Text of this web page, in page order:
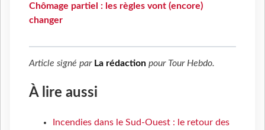
Chômage partiel : les règles vont (encore)
changer
Article signé par La rédaction pour Tour Hebdo.
À lire aussi
Incendies dans le Sud-Ouest : le retour des